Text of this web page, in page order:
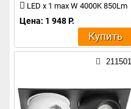
LED x 1 max W 4000K 850Lm
Цена: 1 948 Р.
Купить
211501